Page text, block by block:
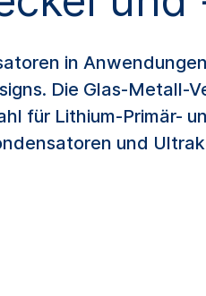
in
Die Glas-Metall-
für Lithium-Primär-
und